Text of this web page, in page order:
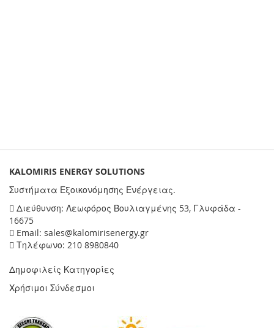
KALOMIRIS ENERGY SOLUTIONS
Συστήματα Εξοικονόμησης Ενέργειας.
Διεύθυνση: Λεωφόρος Βουλιαγμένης 53, Γλυφάδα -
16675
Email: sales@kalomirisenergy.gr
Τηλέφωνο: 210 8980840
Δημοφιλείς Κατηγορίες
Χρήσιμοι Σύνδεσμοι